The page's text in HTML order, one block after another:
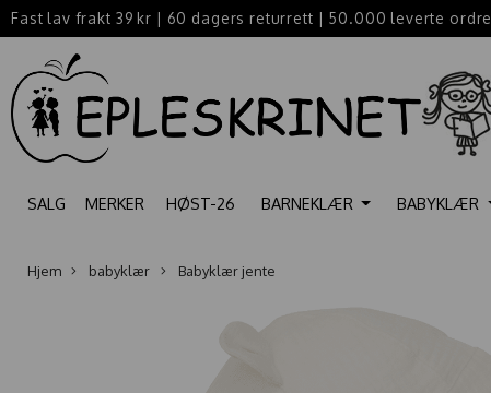
Fast lav frakt 39 kr | 60 dagers returrett | 50.000 leverte ordre
SALG MERKER HØST-26 BARNEKLÆR BABYKLÆR
Hjem babyklær Babyklær jente